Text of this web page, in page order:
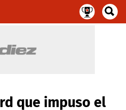
que impuso el